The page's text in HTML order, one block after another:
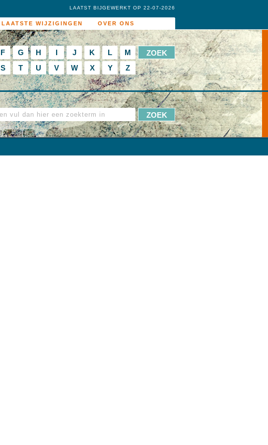
LAATSTE WIJZIGINGEN OVER ONS
LAATST BIJGEWERKT OP 22-07-2026
F G H I J K L
M
S T U V W X Y Z